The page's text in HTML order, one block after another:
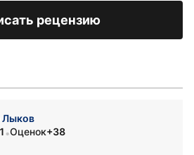
рецензию
Лыков
•Оценок+38